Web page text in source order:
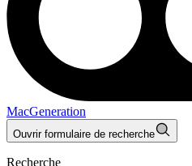
MacGeneration
Ouvrir formulaire de recherche
Recherche